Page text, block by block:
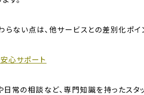
らない点は、他サービスとの差別化ポイ
心サポート
常の相談など、専門知識を持ったスタ